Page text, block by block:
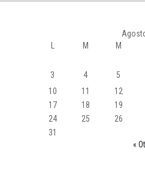
M M
3
4 5
10
11 12
17
18 19
24
25 26
31
«